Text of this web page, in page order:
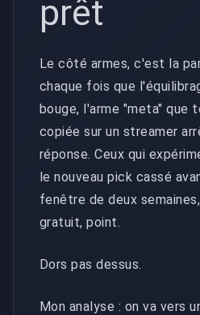
prêt
Le côté armes, c'est la
chaque fois que
bouge, l'arme "meta" que
copiée sur un streamer
réponse. Ceux qui
le nouveau pick cassé
fenêtre de deux
gratuit, point.
Dors pas dessus.
Mon analyse : on va vers